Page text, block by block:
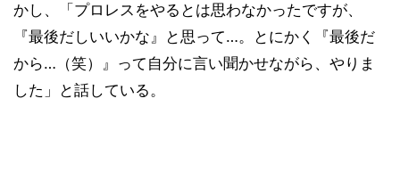
かし、「プロレスをやるとは思わなかったですが、
『最後だしいいかな』と思って…。とにかく『最後だ
から…（笑）』って自分に言い聞かせながら、やりま
した」と話している。